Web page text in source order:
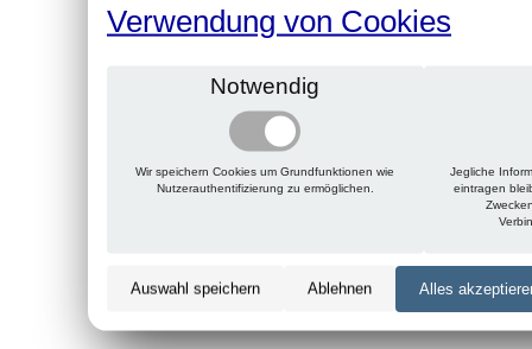
Verwendung von Cookies
Notwendig
Wir speichern Cookies um Grundfunktionen wie
Nutzerauthentifizierung zu ermöglichen.
Jegliche
eintragen
Auswahl speichern Ablehnen Alles